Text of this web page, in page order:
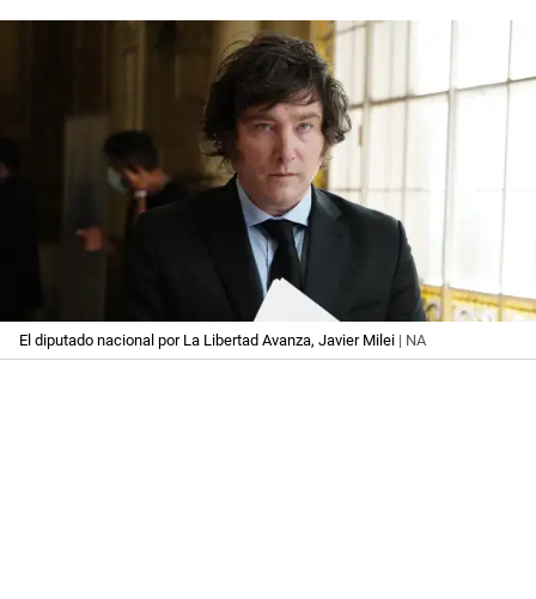
El diputado nacional por La Libertad Avanza, Javier Milei | NA